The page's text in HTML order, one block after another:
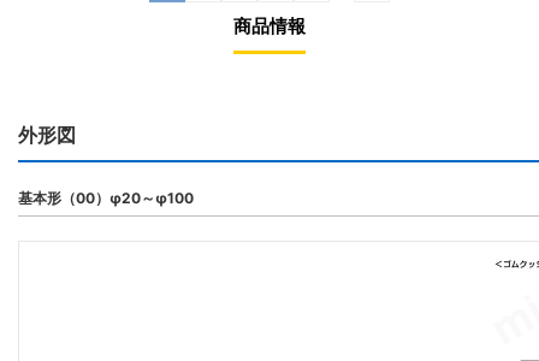
商品情報
外形図
基本形（00）φ20～φ100